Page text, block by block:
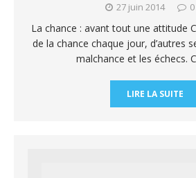
27 juin 2014 0
La chance : avant tout une attitude
de la chance chaque jour, d’autres
malchance et les échecs.
LIRE LA SUITE